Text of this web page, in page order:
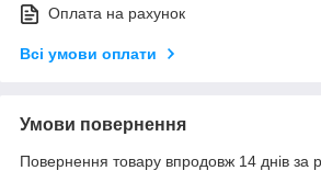
Оплата на рахунок
Всі умови оплати
Умови повернення
Повернення товару впродовж 14 днів за